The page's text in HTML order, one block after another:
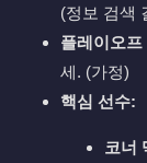
(정보 검색
플레이오프
세. (가정)
핵심 선수:
코너